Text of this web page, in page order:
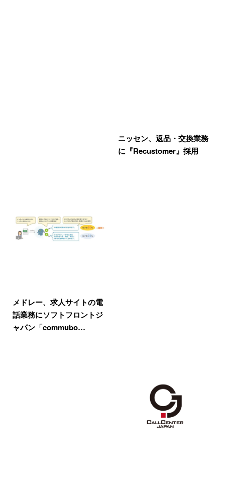
ニッセン、返品・交換業務
に『Recustomer』採用
メドレー、求人サイトの電
話業務にソフトフロントジ
ャパン「commubo…